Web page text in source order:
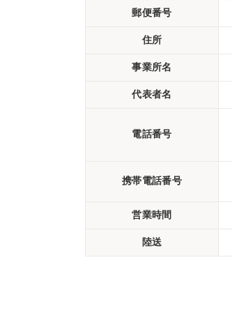
郵便番号
住所
事業所名
代表者名
電話番号
携帯電話番号
営業時間
陸送